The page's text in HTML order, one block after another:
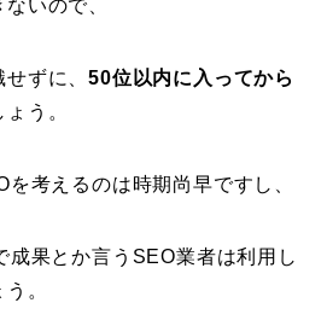
いので、
せずに、50位以内に入ってから
う。
考えるのは時期尚早ですし、
成果とか言うSEO業者は利用し
。